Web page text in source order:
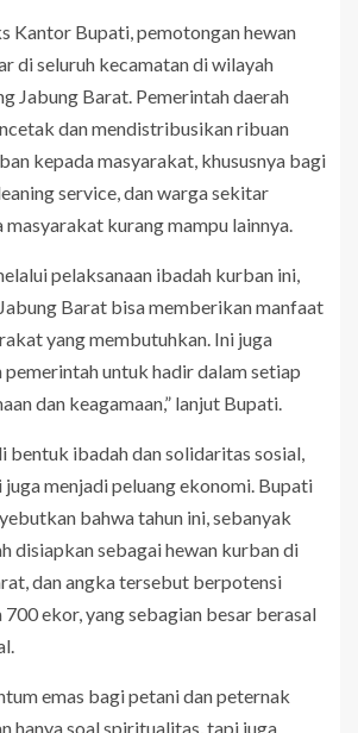
Kantor Bupati, pemotongan hewan
di seluruh kecamatan di wilayah
Jabung Barat. Pemerintah daerah
dan mendistribusikan ribuan
kepada masyarakat, khususnya bagi
service, dan warga sekitar
kurang mampu lainnya.
pelaksanaan ibadah kurban ini,
Barat bisa memberikan manfaat
yang membutuhkan. Ini juga
untuk hadir dalam setiap
dan keagamaan,” lanjut Bupati.
bentuk ibadah dan solidaritas sosial,
menjadi peluang ekonomi. Bupati
bahwa tahun ini, sebanyak
disiapkan sebagai hewan kurban di
dan angka tersebut berpotensi
ekor, yang sebagian besar berasal
emas bagi petani dan peternak
hanya soal spiritualitas, tapi juga